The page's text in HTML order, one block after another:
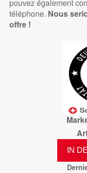
pouvez également
téléphone. Nous
offre !
IN